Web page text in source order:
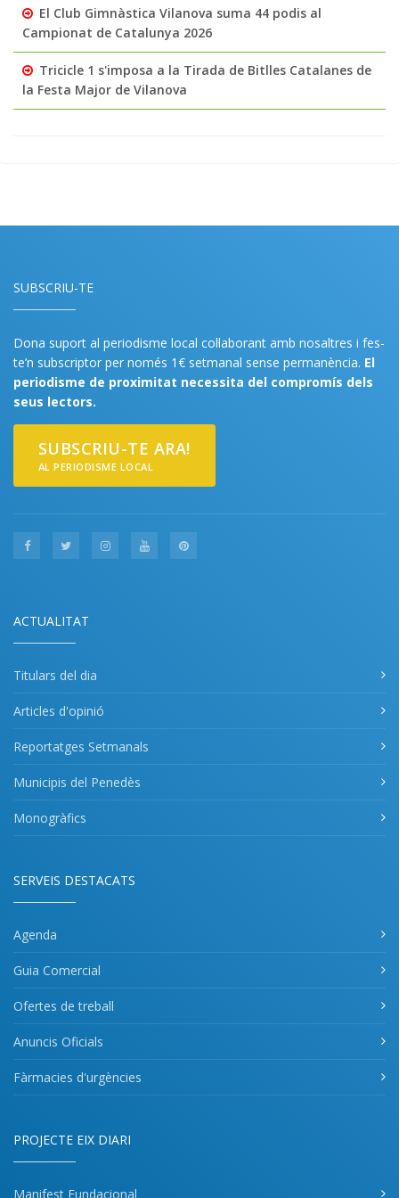
El Club Gimnàstica Vilanova suma 44 podis al
Campionat de Catalunya 2026
Tricicle 1 s'imposa a la Tirada de Bitlles Catalanes de
la Festa Major de Vilanova
SUBSCRIU-TE
Dona suport al periodisme local col·laborant amb nosaltres i fes-
te’n subscriptor per només 1€ setmanal sense permanència. El
periodisme de proximitat necessita del compromís dels
seus lectors.
SUBSCRIU-TE ARA!
AL PERIODISME LOCAL
ACTUALITAT
Titulars del dia
Articles d'opinió
Reportatges Setmanals
Municipis del Penedès
Monogràfics
SERVEIS DESTACATS
Agenda
Guia Comercial
Ofertes de treball
Anuncis Oficials
Fàrmacies d'urgències
PROJECTE EIX DIARI
Manifest Fundacional